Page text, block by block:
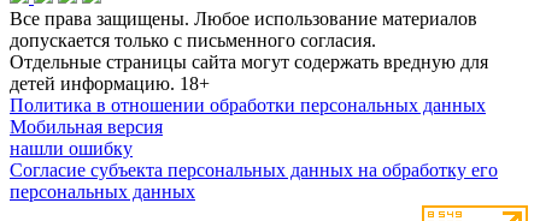
Все права защищены. Любое использование материалов
допускается только с письменного согласия.
Отдельные страницы сайта могут содержать вредную для
детей информацию. 18+
Политика в отношении обработки персональных данных
Мобильная версия
нашли ошибку
Согласие субъекта персональных данных на обработку его
персональных данных